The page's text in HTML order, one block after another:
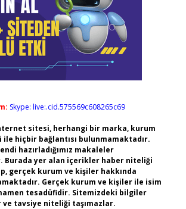
Skype: live:.cid.575569c608265c69
sitesi, herhangi bir marka, kurum
ile hiçbir bağlantısı bulunmamaktadır.
hazırladığımız makaleler
Burada yer alan içerikler haber niteliği
gerçek kurum ve kişiler hakkında
Gerçek kurum ve kişiler ile isim
tesadüfidir. Sitemizdeki bilgiler
tavsiye niteliği taşımazlar.